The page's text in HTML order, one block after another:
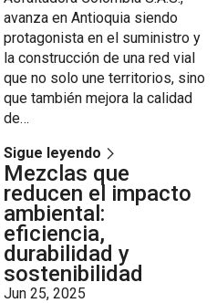
avanza en Antioquia siendo
protagonista en el suministro y
la construcción de una red vial
que no solo une territorios, sino
que también mejora la calidad
de…
Sigue leyendo
Mezclas que
reducen el impacto
ambiental:
eficiencia,
durabilidad y
sostenibilidad
Jun 25, 2025